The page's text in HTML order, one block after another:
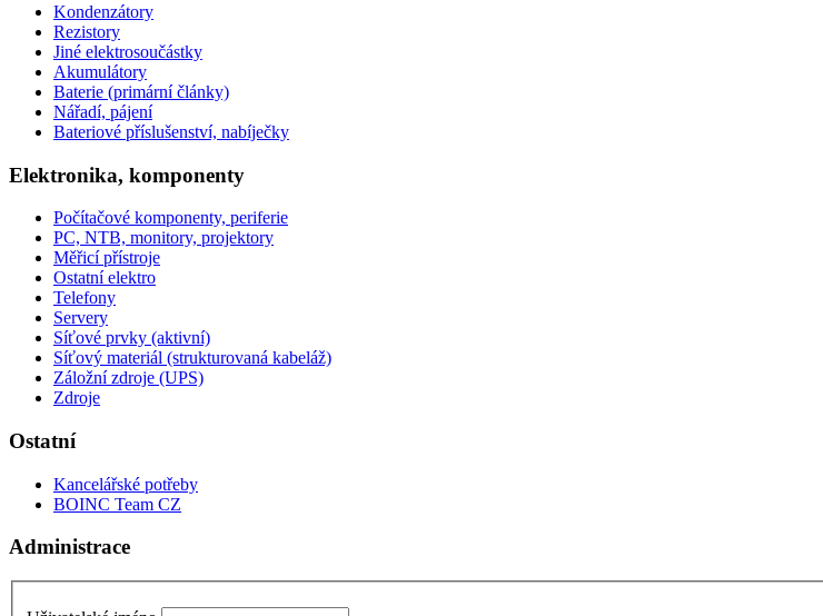
Kondenzátory
Rezistory
Jiné elektrosoučástky
Akumulátory
Baterie (primární články)
Nářadí, pájení
Bateriové příslušenství, nabíječky
Elektronika, komponenty
Počítačové komponenty, periferie
PC, NTB, monitory, projektory
Měřicí přístroje
Ostatní elektro
Telefony
Servery
Síťové prvky (aktivní)
Síťový materiál (strukturovaná kabeláž)
Záložní zdroje (UPS)
Zdroje
Ostatní
Kancelářské potřeby
BOINC Team CZ
Administrace